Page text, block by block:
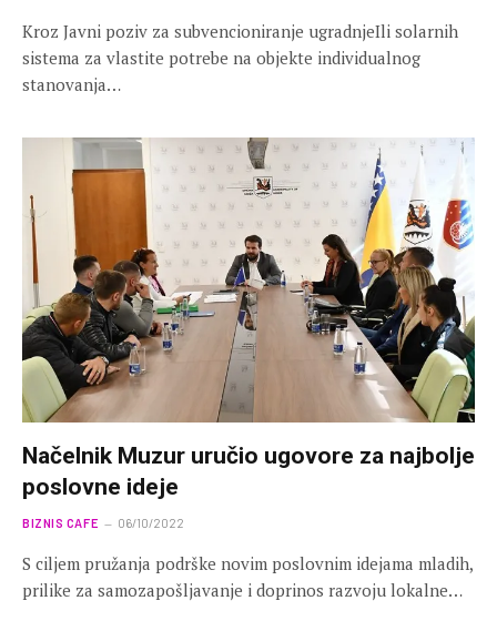
Kroz Javni poziv za subvencioniranje ugradnjeIli solarnih
sistema za vlastite potrebe na objekte individualnog
stanovanja…
Načelnik Muzur uručio ugovore za najbolje
poslovne ideje
BIZNIS CAFE 06/10/2022
S ciljem pružanja podrške novim poslovnim idejama mladih,
prilike za samozapošljavanje i doprinos razvoju lokalne…